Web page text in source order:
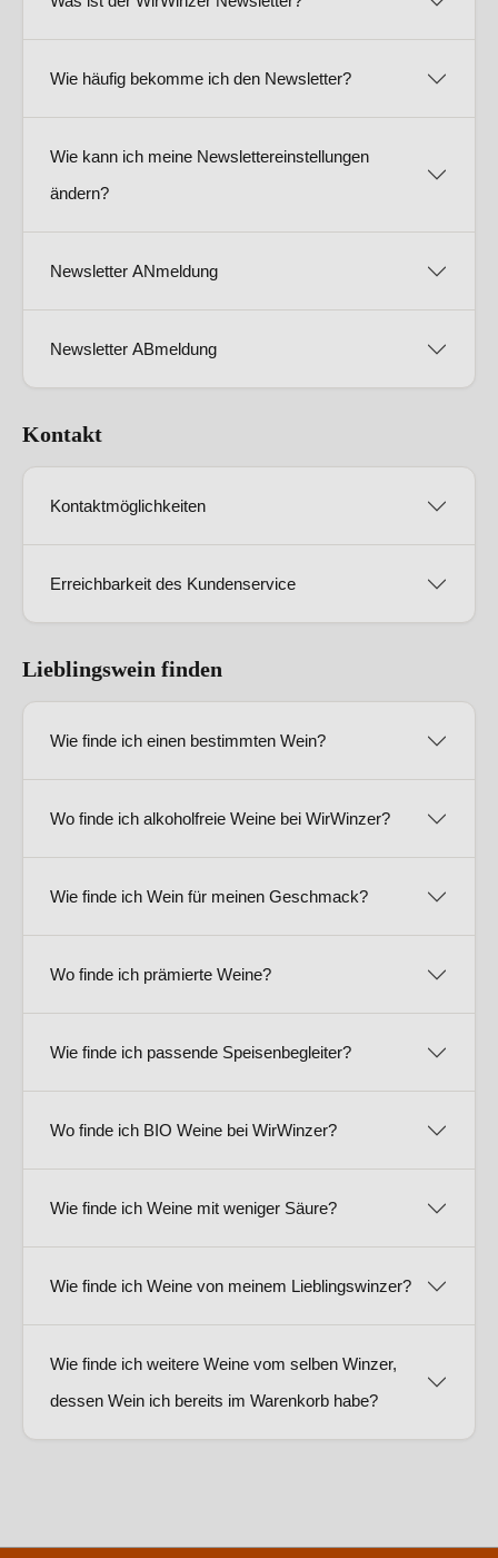
Wie häufig bekomme ich den Newsletter?
Wie kann ich meine Newslettereinstellungen
ändern?
Newsletter ANmeldung
Newsletter ABmeldung
Kontakt
Kontaktmöglichkeiten
Erreichbarkeit des Kundenservice
Lieblingswein finden
Wie finde ich einen bestimmten Wein?
Wo finde ich alkoholfreie Weine bei WirWinzer?
Wie finde ich Wein für meinen Geschmack?
Wo finde ich prämierte Weine?
Wie finde ich passende Speisenbegleiter?
Wo finde ich BIO Weine bei WirWinzer?
Wie finde ich Weine mit weniger Säure?
Wie finde ich Weine von meinem Lieblingswinzer?
Wie finde ich weitere Weine vom selben Winzer,
dessen Wein ich bereits im Warenkorb habe?